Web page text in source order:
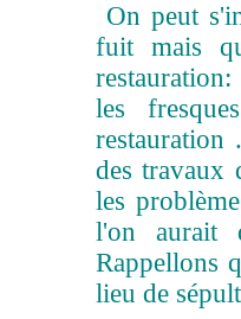
On peut
fuit mais
les
restauration
des travaux
les
l'on aurait
Rappellons
lieu de